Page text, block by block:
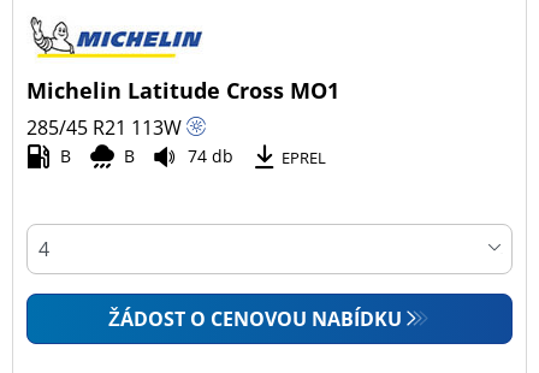
Michelin Latitude Cross MO1
285/45 R21 113W
B B 74 db EPREL
ŽÁDOST O CENOVOU NABÍDKU